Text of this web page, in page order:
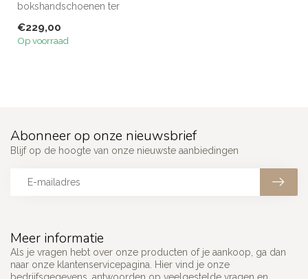
bokshandschoenen ter
van luxe volnerf Italia...
€229,00
Op voorraad
Meer informatie
Als je vragen hebt over onze producten of je aankoop, ga dan
naar onze klantenservicepagina. Hier vind je onze
Abonneer op onze nieuwsbrief
Blijf op de hoogte van onze nieuwste aanbiedingen